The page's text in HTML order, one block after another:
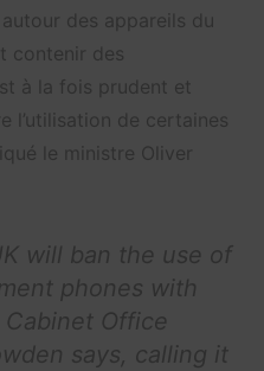
des appareils du
contenir des
à la fois prudent et
l’utilisation de certaines
le ministre Oliver
will ban the use of
phones with
Office
says, calling it